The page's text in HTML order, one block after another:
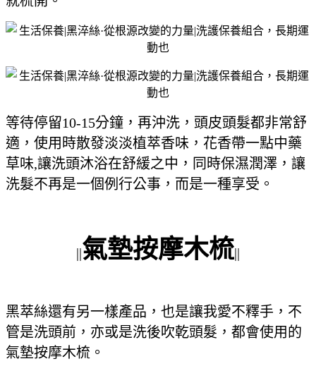
等待停留10-15分鐘，再沖洗，頭皮頭髮都非常舒
適，使用時散發淡淡植萃香味，花香帶一點中藥
草味,讓洗頭沐浴在舒緩之中，同時保濕潤澤，讓
洗髮不再是一個例行公事，而是一種享受。
||氣墊按摩木梳||
黑萃絲還有另一樣產品，也是讓我愛不釋手，不
管是洗頭前，亦或是洗後吹乾頭髮，都會使用的
氣墊按摩木梳。